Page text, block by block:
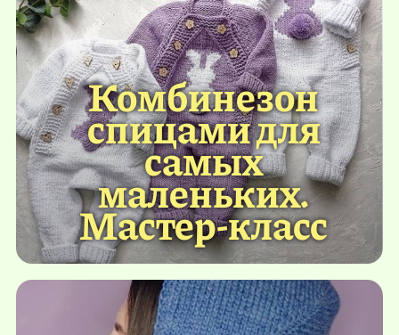
Комбинезон
спицами для
самых
маленьких.
Мастер-класс